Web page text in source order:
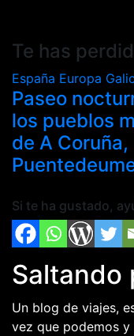
Te has
España Europa
Paseo
los pueblos
de A Coruña,
Si te ha gustado,
Saltando
Un blog de viajes,
vez que podemos